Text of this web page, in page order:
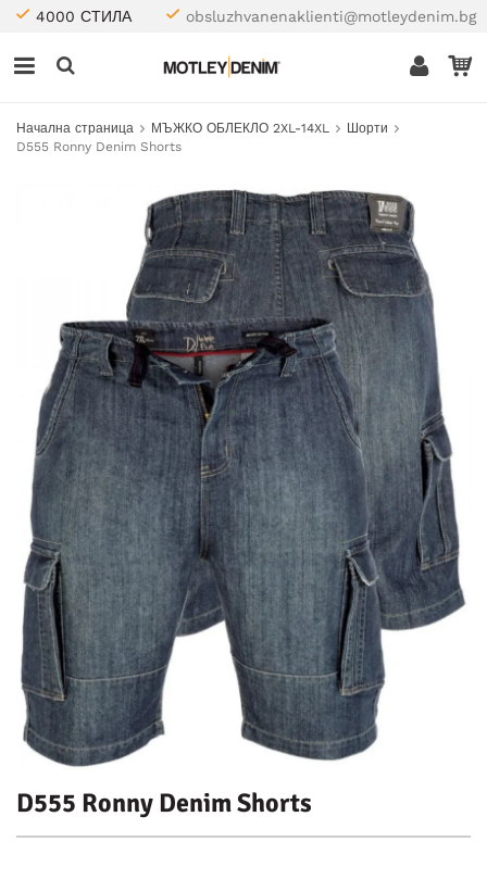
4000 СТИЛА obsluzhvanenaklienti@motleydenim.bg
Начална страница МЪЖКО ОБЛЕКЛО 2XL-14XL
Шорти
D555 Ronny Denim Shorts
D555 Ronny Denim Shorts